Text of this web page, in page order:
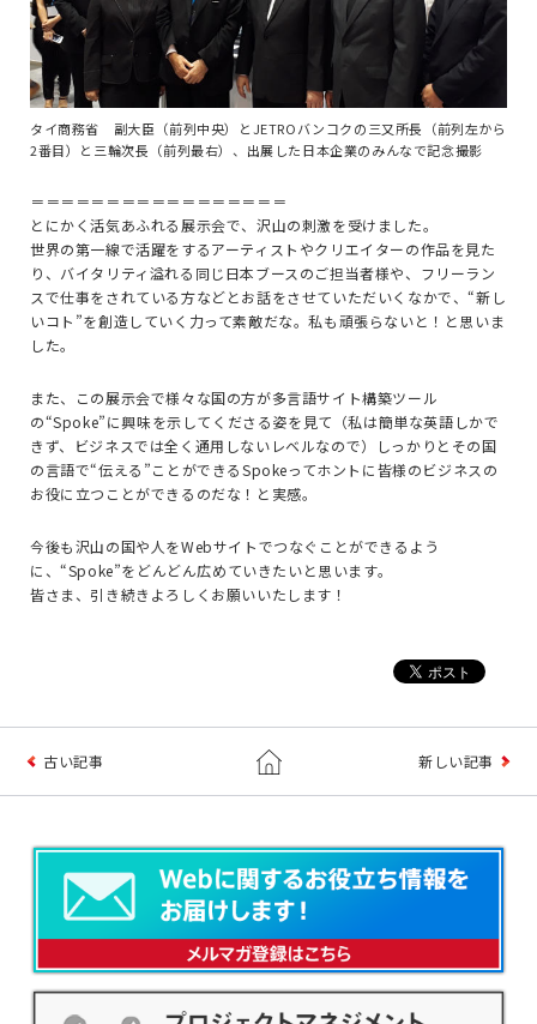
タイ商務省 副大臣（前列中央）とJETROバンコクの三又所長（前列左から
2番目）と三輪次長（前列最右）、出展した日本企業のみんなで記念撮影
＝＝＝＝＝＝＝＝＝＝＝＝＝＝＝＝＝
とにかく活気あふれる展示会で、沢山の刺激を受けました。
世界の第一線で活躍をするアーティストやクリエイターの作品を見た
り、バイタリティ溢れる同じ日本ブースのご担当者様や、フリーラン
スで仕事をされている方などとお話をさせていただいくなかで、“新し
いコト”を創造していく力って素敵だな。私も頑張らないと！と思いま
した。
また、この展示会で様々な国の方が多言語サイト構築ツール
の“Spoke”に興味を示してくださる姿を見て（私は簡単な英語しかで
きず、ビジネスでは全く通用しないレベルなので）しっかりとその国
の言語で“伝える”ことができるSpokeってホントに皆様のビジネスの
お役に立つことができるのだな！と実感。
今後も沢山の国や人をWebサイトでつなぐことができるよう
に、“Spoke”をどんどん広めていきたいと思います。
皆さま、引き続きよろしくお願いいたします！
古い記事 新しい記事